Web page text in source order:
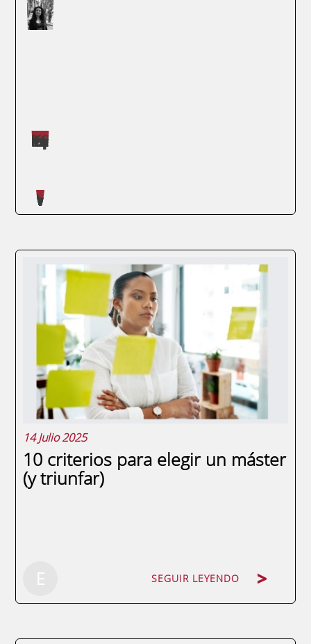
Máster impartidos por Judit López Martínez
más competitivo que nunca. La necesidad
de líderes eficaces en la cima de las
organizaciones es vital. Esto es donde los
programas ejecutivos de ENAE Business
School entran en juego. Ofrecen una
formación...
14 Julio 2025
10 criterios para elegir un máster
(y triunfar)
E SEGUIR LEYENDO